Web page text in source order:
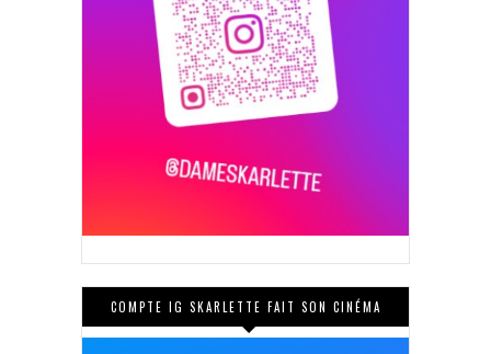
COMPTE IG SKARLETTE FAIT SON CINÉMA